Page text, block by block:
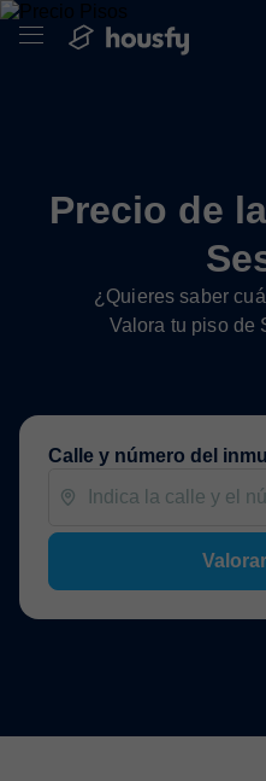
Precio de
¿Quieres saber
Valora tu piso de
Calle y número del